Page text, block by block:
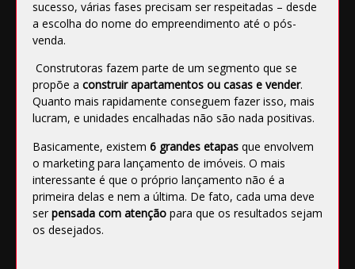
sucesso, várias fases precisam ser respeitadas – desde
a escolha do nome do empreendimento até o pós-
venda.
Construtoras fazem parte de um segmento que se
propõe a construir apartamentos ou casas e vender.
Quanto mais rapidamente conseguem fazer isso, mais
lucram, e unidades encalhadas não são nada positivas.
Basicamente, existem 6 grandes etapas que envolvem
o marketing para lançamento de imóveis. O mais
interessante é que o próprio lançamento não é a
primeira delas e nem a última. De fato, cada uma deve
ser pensada com atenção para que os resultados sejam
os desejados.